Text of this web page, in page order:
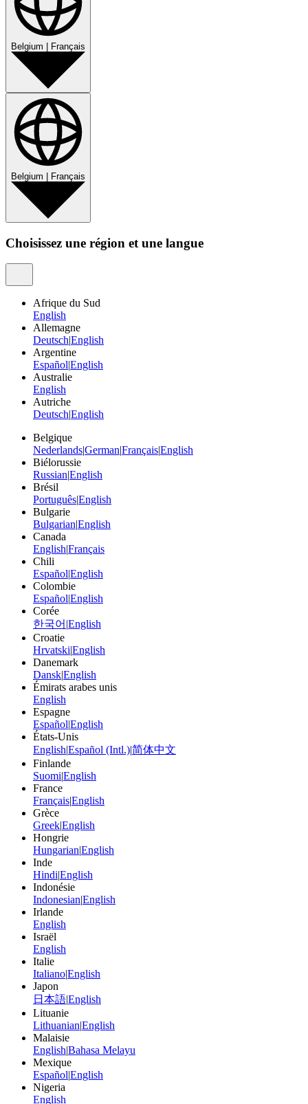
Belgium Français
Belgium Français
Choisissez une région et une langue
Afrique du Sud
English
Allemagne
Deutsch|English
Argentine
Español|English
Australie
English
Autriche
Deutsch|English
Belgique
Nederlands|German|Français|English
Biélorussie
Russian|English
Brésil
Português|English
Bulgarie
Bulgarian|English
Canada
English|Français
Chili
Español|English
Colombie
Español|English
Corée
한국어 |English
Croatie
Hrvatski|English
Danemark
Dansk|English
Émirats arabes unis
English
Espagne
Español|English
États-Unis
English|Español (Intl.)|简体中文
Finlande
Suomi|English
France
Français|English
Grèce
Greek|English
Hongrie
Hungarian|English
Inde
Hindi|English
Indonésie
Indonesian|English
Irlande
English
Israël
English
Italie
Italiano|English
Japon
日本語|English
Lituanie
Lithuanian|English
Malaisie
English|Bahasa Melayu
Mexique
Español|English
Nigeria
English